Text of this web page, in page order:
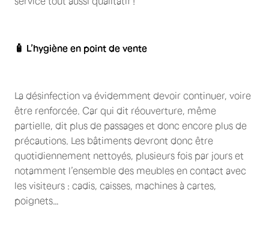
🧴 L’hygiène en point de vente
La désinfection va évidemment devoir continuer, voire
être renforcée. Car qui dit réouverture, même
partielle, dit plus de passages et donc encore plus de
précautions. Les bâtiments devront donc être
quotidiennement nettoyés, plusieurs fois par jours et
notamment l’ensemble des meubles en contact avec
les visiteurs : cadis, caisses, machines à cartes,
poignets…